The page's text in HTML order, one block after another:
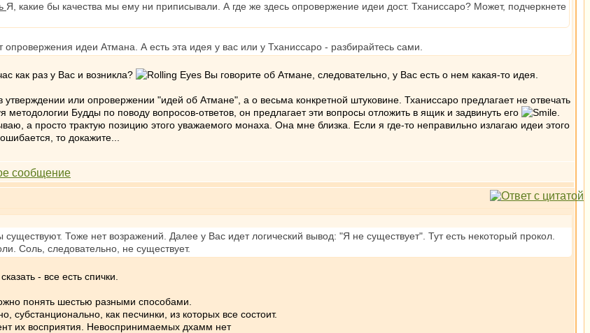
Я, какие бы качества мы ему ни приписывали. А где же здесь опровержение идеи дост. Тханиссаро? Может, подчеркнете
идеи Атмана. А есть эта идея у вас или у Тханиссаро - разбирайтесь сами.
как раз у Вас и возникла? Вы говорите об Атмане, следовательно, у Вас есть о нем какая-то идея.
утверждении или опровержении "идей об Атмане", а о весьма конкретной штуковине. Тханиссаро предлагает не отвечать
методологии Будды по поводу вопросов-ответов, он предлагает эти вопросы отложить в ящик и задвинуть его
а просто трактую позицию этого уважаемого монаха. Она мне близка. Если я где-то неправильно излагаю идеи этого
то докажите...
Тоже нет возражений. Далее у Вас идет логический вывод: "Я не существует". Тут есть некоторый прокол.
Соль, следовательно, не существует.
- все есть спички.
понять шестью разными способами.
субстанционально, как песчинки, из которых все состоит.
их восприятия. Невоспринимаемых дхамм нет